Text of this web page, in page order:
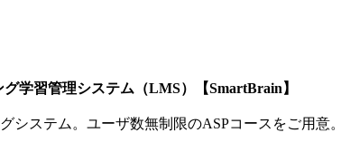
学習管理システム（LMS）【SmartBrain】
システム。ユーザ数無制限のASPコースをご用意。